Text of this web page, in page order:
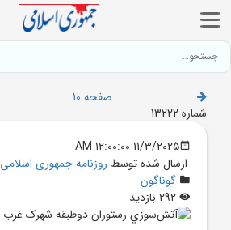
صفحه 10
شماره 13222
11/3/2025 12:00:00 AM
ارسال شده توسط روزنامه جمهوری اسلامی
گوناگون